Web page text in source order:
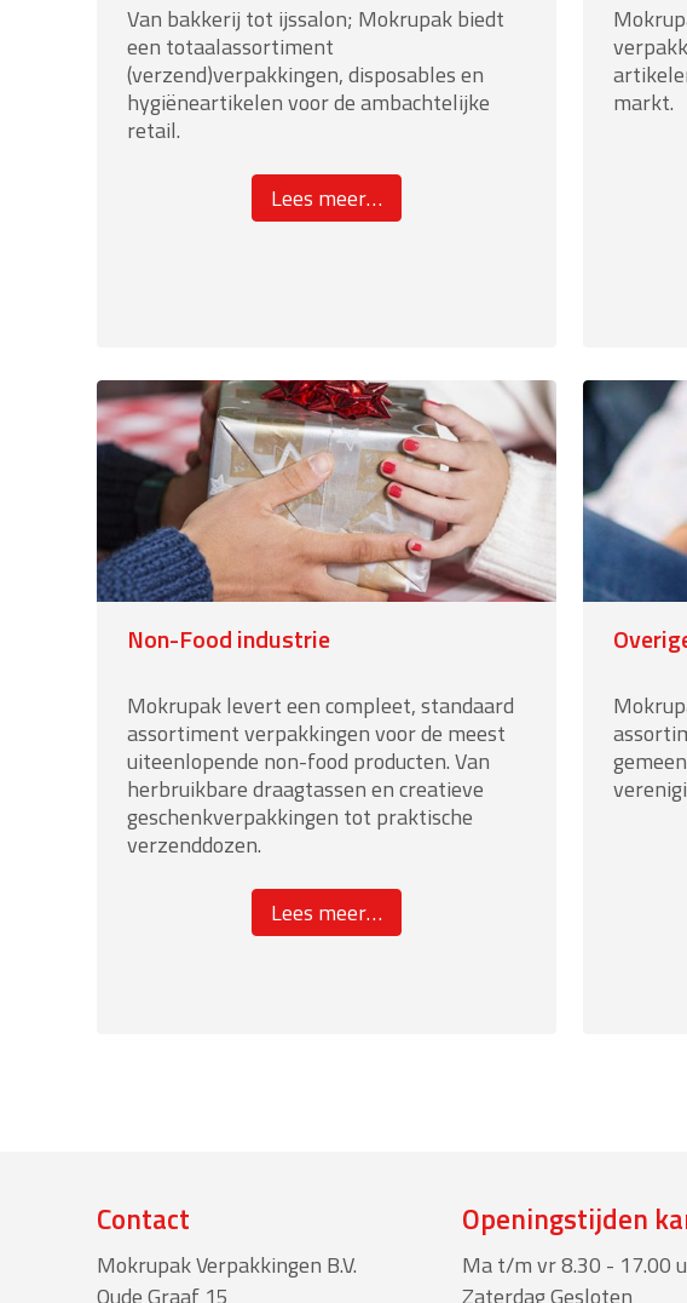
Van bakkerij tot ijssalon; Mokrupak biedt
een totaalassortiment
(verzend)verpakkingen, disposables en
hygiëneartikelen voor de ambachtelijke
retail.
Lees meerabout
“Ambachtelijke
…
markt.
Non-Food industrie
Mokrupak levert een compleet, standaard
assortiment verpakkingen voor de meest
uiteenlopende non-food producten. Van
herbruikbare draagtassen en creatieve
geschenkverpakkingen tot praktische
verzenddozen.
Lees meerabout
“Non-
…
Contact
Mokrupak Verpakkingen B.V.
Oude Graaf 15
Openingstijden
Ma t/m vr 8.30 - 17.00
Zaterdag Gesloten